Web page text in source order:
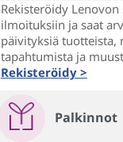
Rekisteröidy
ilmoituksiin ja saat
päivityksiä tuotteista,
tapahtumista ja
Rekisteröidy >
Palkinnot